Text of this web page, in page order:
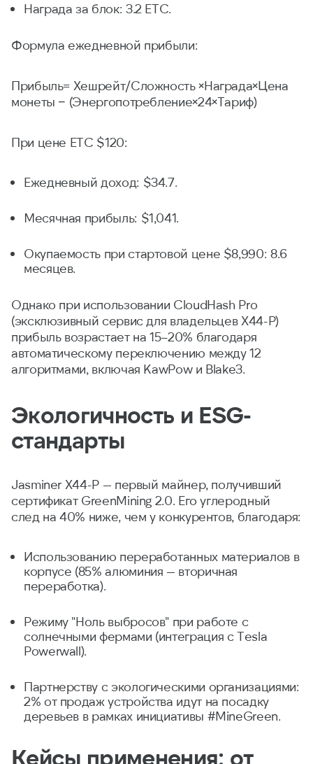
Награда за блок: 3.2 ETC.
Формула ежедневной прибыли:
Прибыль= Хешрейт/Сложность ×Награда×Цена
монеты − (Энергопотребление×24×Тариф)
При цене ETC $120:
Ежедневный доход: $34.7.
Месячная прибыль: $1,041.
Окупаемость при стартовой цене $8,990: 8.6
месяцев.
Однако при использовании CloudHash Pro
(эксклюзивный сервис для владельцев X44-P)
прибыль возрастает на 15–20% благодаря
автоматическому переключению между 12
алгоритмами, включая KawPow и Blake3.
Экологичность и ESG-
стандарты
Jasminer X44-P — первый майнер, получивший
сертификат GreenMining 2.0. Его углеродный
след на 40% ниже, чем у конкурентов, благодаря:
Использованию переработанных материалов в
корпусе (85% алюминия — вторичная
переработка).
Режиму "Ноль выбросов" при работе с
солнечными фермами (интеграция с Tesla
Powerwall).
Партнерству с экологическими организациями:
2% от продаж устройства идут на посадку
деревьев в рамках инициативы #MineGreen.
Кейсы применения: от